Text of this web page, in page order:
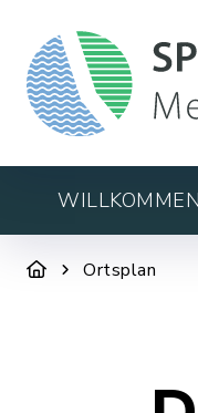
WILLKOMMEN
Ortsplan